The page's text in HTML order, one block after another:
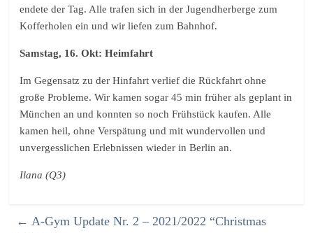
endete der Tag. Alle trafen sich in der Jugendherberge zum
Kofferholen ein und wir liefen zum Bahnhof.
Samstag, 16. Okt: Heimfahrt
Im Gegensatz zu der Hinfahrt verlief die Rückfahrt ohne
große Probleme. Wir kamen sogar 45 min früher als geplant in
München an und konnten so noch Frühstück kaufen. Alle
kamen heil, ohne Verspätung und mit wundervollen und
unvergesslichen Erlebnissen wieder in Berlin an.
Ilana (Q3)
← A-Gym Update Nr. 2 – 2021/2022 “Christmas